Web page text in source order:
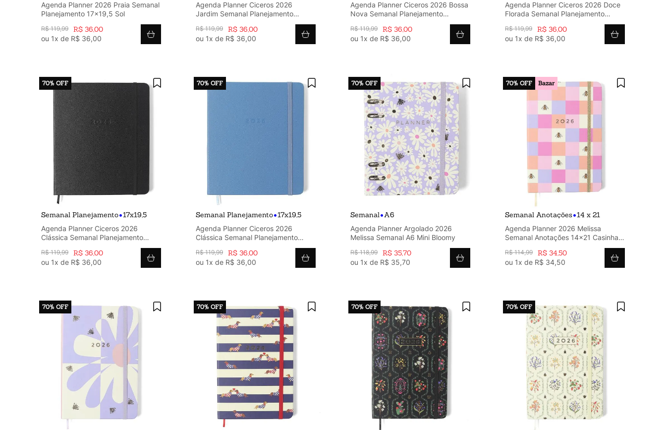
Agenda Planner 2026 Praia Semanal
Planejamento 17x19,5 Sol
R$ 119,99 R$ 36,00
ou 1x de R$ 36,00
Agenda Planner Ciceros 2026
Jardim Semanal Planejamento
R$ 119,99 R$ 36,00
ou 1x de R$ 36,00
Agenda Planner Ciceros 2026 Bossa
Nova Semanal Planejamento
R$ 119,99 R$ 36,00
ou 1x de R$ 36,00
Agenda Planner Ciceros 2026 Doce
Florada Semanal Planejamento
R$ 119,99 R$ 36,00
ou 1x de R$ 36,00
70% OFF
Semanal Planejamento•17x19,5
Agenda Planner Ciceros 2026
Clássica Semanal Planejamento
R$ 119,99 R$ 36,00
ou 1x de R$ 36,00
70% OFF
Semanal Planejamento•17x19,5
Agenda Planner Ciceros 2026
Clássica Semanal Planejamento
R$ 119,99 R$ 36,00
ou 1x de R$ 36,00
70% OFF
Semanal•A6
Agenda Planner Argolado 2026
Melissa Semanal A6 Mini Bloomy
R$ 118,99 R$ 35,70
ou 1x de R$ 35,70
70% OFF Bazar
Semanal Anotações•14 x 21
Agenda Planner 2026 Melissa
Semanal Anotações 14x21 Casinha
R$ 114,99 R$ 34,50
ou 1x de R$ 34,50
70% OFF 70% OFF 70% OFF 70% OFF